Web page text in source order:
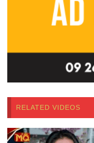
RELATED VIDEOS